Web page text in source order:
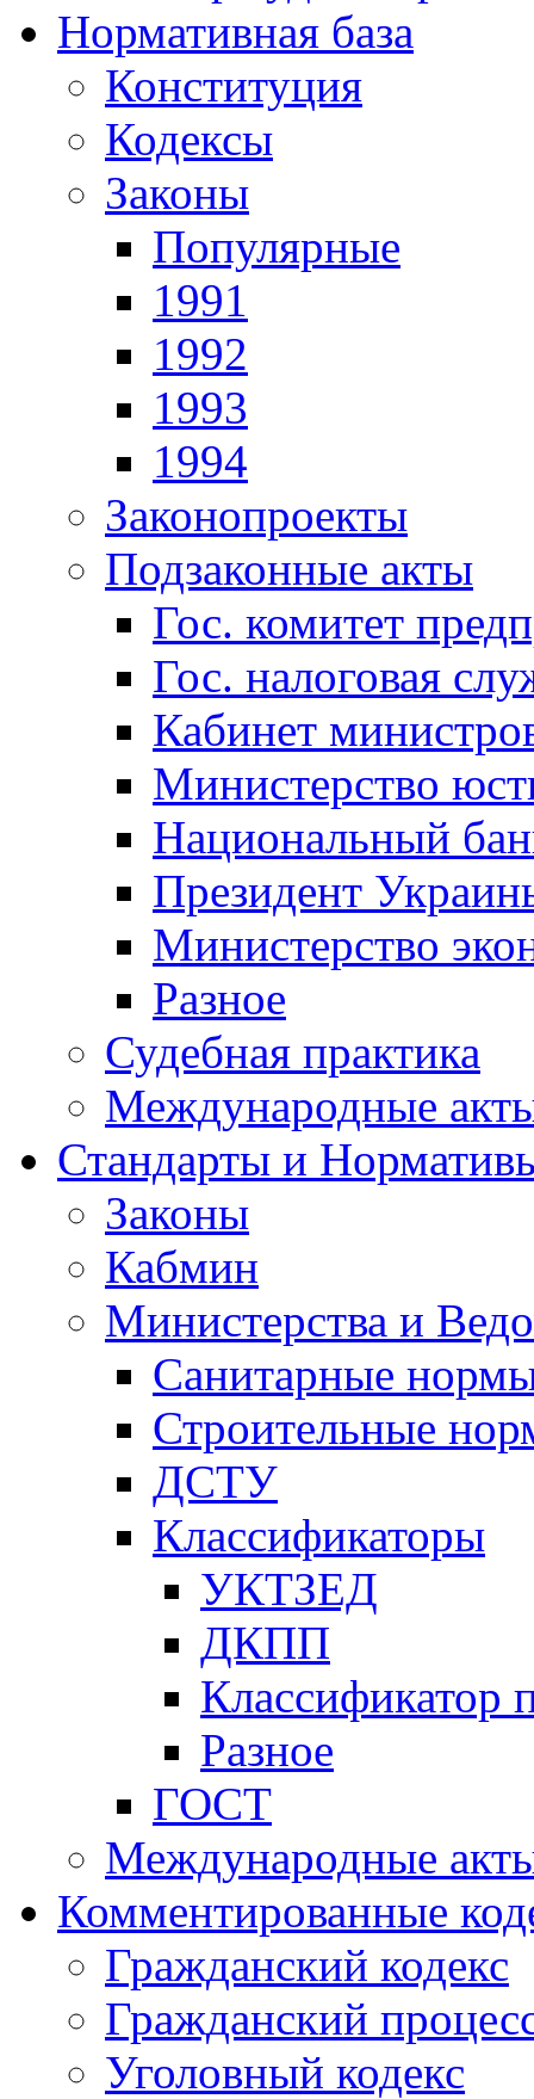
Нормативная база
Конституция
Кодексы
Законы
Популярные
1991
1992
1993
1994
Законопроекты
Подзаконные акты
Гос. комитет
Гос. налоговая
Кабинет
Министерство
Национальный
Президент
Министерство
Разное
Судебная практика
Международные
Стандарты и
Законы
Кабмин
Министерства и
Санитарные
Строительные
ДСТУ
Классификаторы
УКТЗЕД
ДКПП
Классификатор
Разное
ГОСТ
Международные
Комментированные
Гражданский кодекс
Гражданский
Уголовный кодекс